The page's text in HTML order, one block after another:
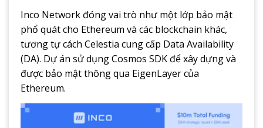
Inco Network đóng vai trò như một lớp bảo mật
phổ quát cho Ethereum và các blockchain khác,
tương tự cách Celestia cung cấp Data Availability
(DA). Dự án sử dụng Cosmos SDK để xây dựng và
được bảo mật thông qua EigenLayer của
Ethereum.